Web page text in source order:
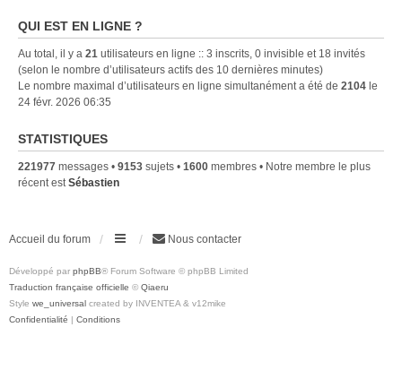
QUI EST EN LIGNE ?
Au total, il y a 21 utilisateurs en ligne :: 3 inscrits, 0 invisible et 18 invités
(selon le nombre d’utilisateurs actifs des 10 dernières minutes)
Le nombre maximal d’utilisateurs en ligne simultanément a été de 2104 le
24 févr. 2026 06:35
STATISTIQUES
221977 messages • 9153 sujets • 1600 membres • Notre membre le plus
récent estSébastien
Accueil du forum Nous contacter
Développé par phpBB® Forum Software © phpBB Limited
Traduction française officielle © Qiaeru
Style we_universal created by INVENTEA & v12mike
Confidentialité | Conditions